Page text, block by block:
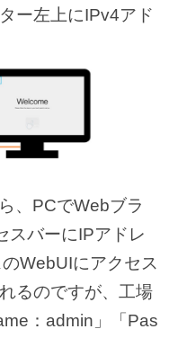
ー左上にIPv4アド
、PCでWebブラ
スバーにIPアドレ
WebUIにアクセス
るのですが、工場
：admin」「Pas